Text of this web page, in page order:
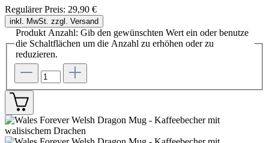
Regulärer Preis: 29,90 €
inkl. MwSt. zzgl. Versand
Produkt Anzahl: Gib den gewünschten Wert ein oder benutze
die Schaltflächen um die Anzahl zu erhöhen oder zu
reduzieren.